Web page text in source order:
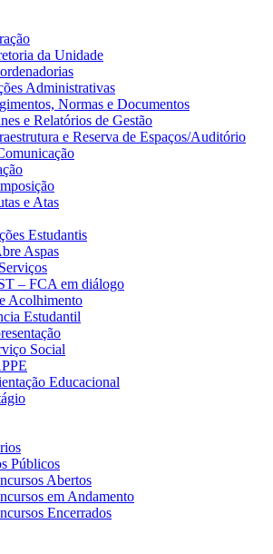
da Unidade
Administrativas
Normas e Documentos
e Relatórios de Gestão
e Reserva de Espaços/Auditório
e Atas
Estudantis
Aspas
– FCA em diálogo
Acolhimento
Estudantil
Social
Educacional
Públicos
Abertos
em Andamento
Encerrados